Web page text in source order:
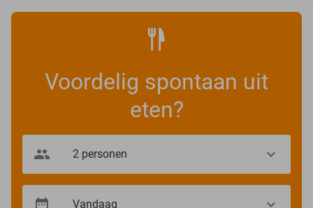
Voordelig spontaan uit
eten?